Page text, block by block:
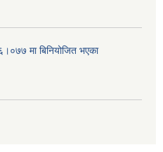
मा बिनियोजित भएका